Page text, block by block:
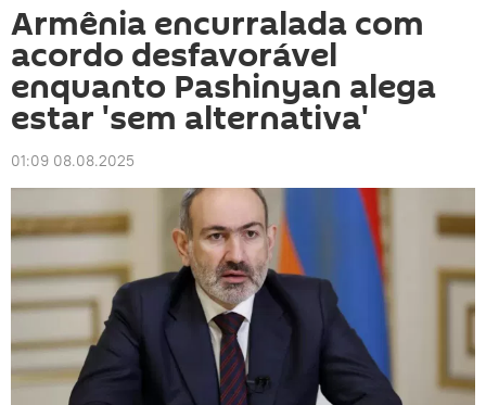
Armênia encurralada com
acordo desfavorável
enquanto Pashinyan alega
estar 'sem alternativa'
01:09 08.08.2025